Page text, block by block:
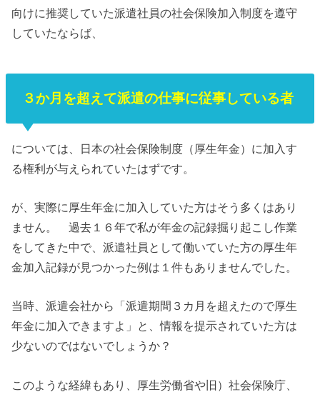
向けに推奨していた派遣社員の社会保険加入制度を遵守
していたならば、
３か月を超えて派遣の仕事に従事している者
については、日本の社会保険制度（厚生年金）に加入す
る権利が与えられていたはずです。
が、実際に厚生年金に加入していた方はそう多くはあり
ません。 過去１６年で私が年金の記録掘り起こし作業
をしてきた中で、派遣社員として働いていた方の厚生年
金加入記録が見つかった例は１件もありませんでした。
当時、派遣会社から「派遣期間３カ月を超えたので厚生
年金に加入できますよ」と、情報を提示されていた方は
少ないのではないでしょうか？
このような経緯もあり、厚生労働省や旧）社会保険庁、